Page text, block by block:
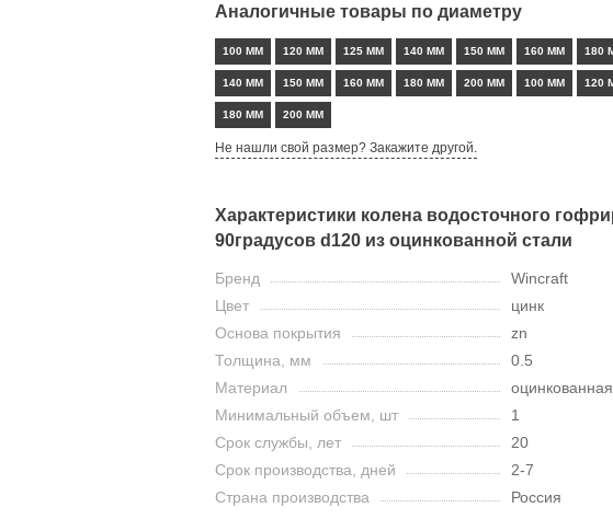
Аналогичные товары по диаметру
100 ММ 120 ММ 125 ММ 140 ММ 150 ММ 160 ММ 180
140 ММ 150 ММ 160 ММ 180 ММ 200 ММ 100 ММ 120
180 ММ 200 ММ
Не нашли свой размер? Закажите другой.
Характеристики колена водосточного
90градусов d120 из оцинкованной стали
Бренд
Wincraft
Цвет
цинк
Основа покрытия
zn
Толщина, мм
0.5
Материал
Минимальный объем, шт
1
Срок службы, лет
20
Срок производства, дней
2-7
Страна производства
Россия